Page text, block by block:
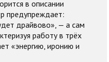
в описании
предупреждает:
драйвово», — а сам
работу в трёх
«энергию, иронию и